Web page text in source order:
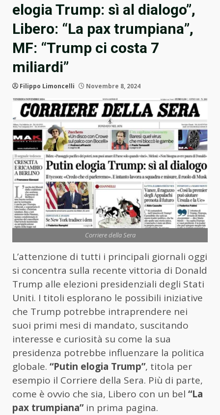
elogia Trump: sì al dialogo”,
Libero: “La pax trumpiana”,
MF: “Trump ci costa 7
miliardi”
Filippo Limoncelli Novembre 8, 2024
Corriere della Sera
L’attenzione di tutti i principali giornali oggi
si concentra sulla recente vittoria di Donald
Trump alle elezioni presidenziali degli Stati
Uniti. I titoli esplorano le possibili iniziative
che Trump potrebbe intraprendere nei
suoi primi mesi di mandato, suscitando
interesse e curiosità su come la sua
presidenza potrebbe influenzare la politica
globale. “Putin elogia Trump”, titola per
esempio il Corriere della Sera. Più di parte,
come è ovvio che sia, Libero con un bel “La
pax trumpiana”in prima pagina.